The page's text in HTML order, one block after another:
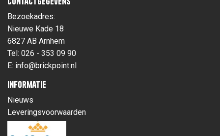
Bezoekadres:
Nieuwe Kade 18
6827 AB Arnhem
Tel: 026 - 353 09 90
E: info@brickpoint.nl
Informatie
Nieuws
Leveringsvoorwaarden